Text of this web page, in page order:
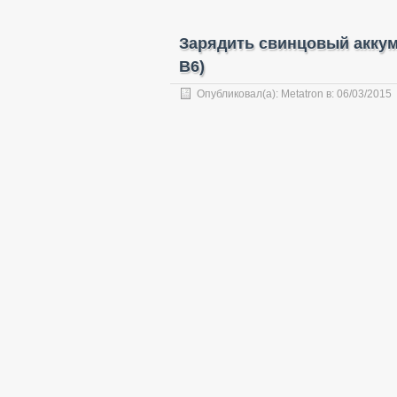
Зарядить свинцовый
B6)
Опубликовал(а): Metatron в: 06/03/2015